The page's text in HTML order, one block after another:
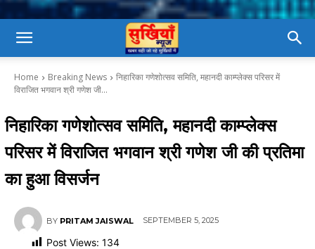
Home Breaking News
निहारिका गणेशोत्सव समिति, महानदी काम्प्लेक्स परिसर में
विराजित भगवान श्री गणेश जी...
निहारिका गणेशोत्सव समिति, महानदी काम्प्लेक्स
परिसर में विराजित भगवान श्री गणेश जी की प्रतिमा
का हुआ विसर्जन
BY PRITAM JAISWAL SEPTEMBER 5, 2025
Post Views: 134